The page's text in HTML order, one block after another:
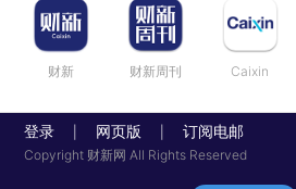
财新 财新周刊 Caixin
登录 网页版 订阅电邮
Copyright 财新网 All Rights Reserved